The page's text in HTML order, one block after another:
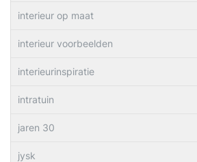
interieur op maat
interieur voorbeelden
interieurinspiratie
intratuin
jaren 30
jysk